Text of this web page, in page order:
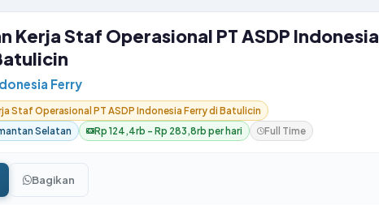
Kerja Staf Operasional PT ASDP Indonesia
Ferry
Staf Operasional PT ASDP Indonesia Ferry di Batulicin
Selatan
Rp 124,4rb – Rp 283,8rb per hari Full Time
Bagikan